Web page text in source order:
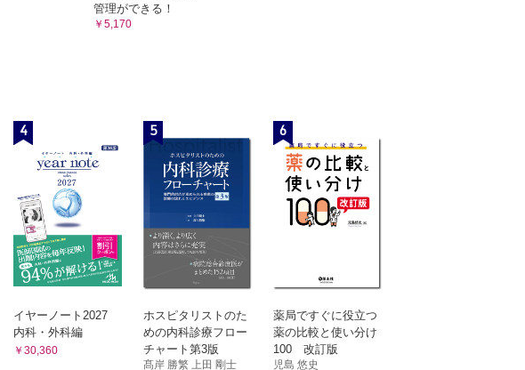
管理ができる！
￥5,170
4
イヤーノート2027
内科・外科編
￥30,360
5
ホスピタリストのた
めの内科診療フロー
チャート第3版
髙岸 勝繁 上田 剛士
6
薬局ですぐに役立つ
薬の比較と使い分け
100 改訂版
児島 悠史